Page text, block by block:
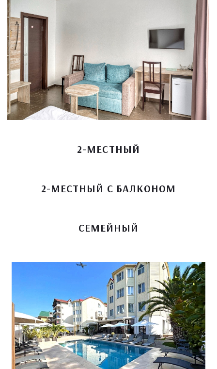
2-МЕСТНЫЙ
2-МЕСТНЫЙ С БАЛКОНОМ
СЕМЕЙНЫЙ